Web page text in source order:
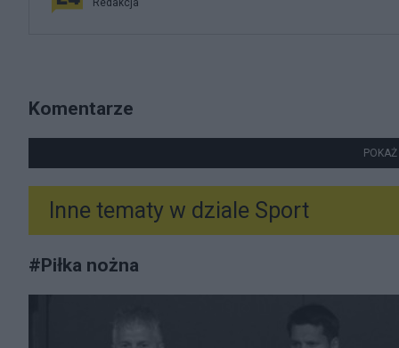
Redakcja
Komentarze
Inne tematy w dziale Sport
#Piłka nożna